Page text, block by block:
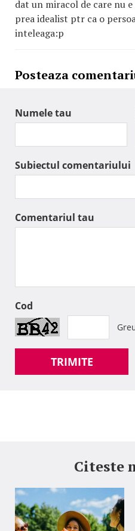
dat un miracol de care nu
prea idealist ptr ca o
inteleaga:p
Posteaza
Numele tau
Subiectul comentariului
Comentariul tau
Cod
TRIMITE
Citeste